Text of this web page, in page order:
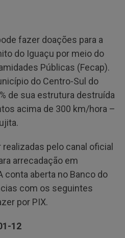
fazer doações para a
do Iguaçu por meio do
Públicas (Fecap).
do Centro-Sul do
de sua estrutura destruída
acima de 300 km/hora –
pelo canal oficial
arrecadação em
conta aberta no Banco do
com os seguintes
por PIX.
12